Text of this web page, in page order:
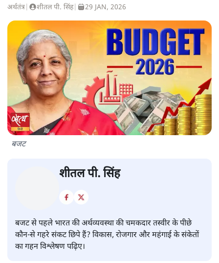
अर्थतंत्र शीतल पी. सिंह| 29 JAN, 2026
बजट
शीतल पी. सिंह
बजट से पहले भारत की अर्थव्यवस्था की चमकदार तस्वीर के पीछे
कौन-से गहरे संकट छिपे हैं? विकास, रोजगार और महंगाई के संकेतों
का गहन विश्लेषण पढ़िए।